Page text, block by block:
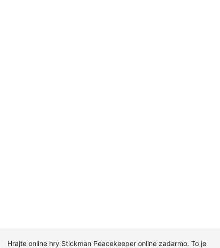
Hrajte online hry Stickman Peacekeeper online zadarmo. To je